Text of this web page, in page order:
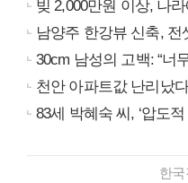
빚 2,000만원 이상, 나
남양주 한강뷰 신축, 전
30cm 남성의 고백: “너
천안 아파트값 난리났
83세 박혜숙 씨, ‘압도
한